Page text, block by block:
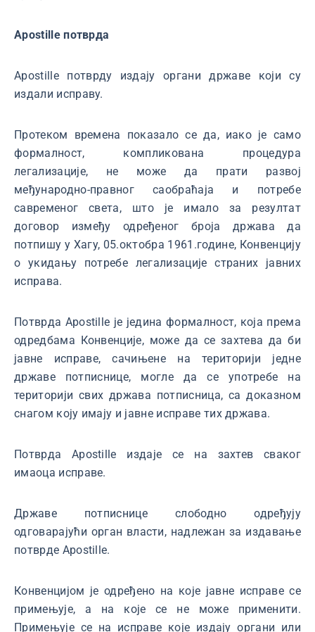
Аpostille потврда
Apostille потврду издају органи државе који су
издали исправу.
Протеком времена показало се да, иако је само
формалност, компликована процедура
легализације, не може да прати развој
међународно-правног саобраћаја и потребе
савременог света, што је имало за резултат
договор између одређеног броја држава да
потпишу у Хагу, 05.октобра 1961.године, Конвенцију
о укидању потребе легализације страних јавних
исправа.
Потврда Apostille је једина формалност, која према
одредбама Конвенције, може да се захтева да би
јавне исправе, сачињене на територији једне
државе потписнице, могле да се употребе на
територији свих држава потписница, са доказном
снагом коју имају и јавне исправе тих држава.
Потврда Apostille издаје се на захтев сваког
имаоца исправе.
Државе потписнице слободно одређују
одговарајући орган власти, надлежан за издавање
потврде Apostille.
Конвенцијом је одређено на које јавне исправе се
примењује, а на које се не може применити.
Примењује се на исправе које издају органи или